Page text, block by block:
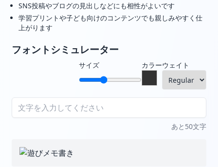
SNS投稿やブログの見出しなどにも相性がよいです
学習プリントや子ども向けのコンテンツでも親しみやすく仕
上がります
フォントシミュレーター
サイズ カラーウェイト
あと50文字